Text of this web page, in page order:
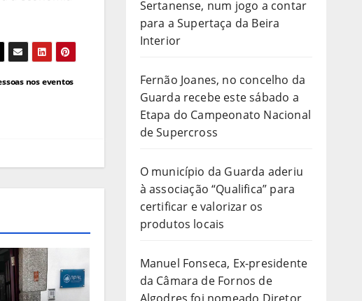
nos eventos
Sertanense, num jogo a contar
para a Supertaça da Beira
Interior
Fernão Joanes, no concelho da
Guarda recebe este sábado a
Etapa do Campeonato Nacional
de Supercross
O município da Guarda aderiu
à associação “Qualifica” para
certificar e valorizar os
produtos locais
Manuel Fonseca, Ex-presidente
da Câmara de Fornos de